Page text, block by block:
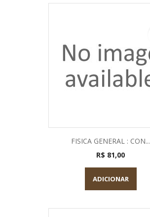
FISICA GENERAL : CON...
R$ 81,00
ADICIONAR